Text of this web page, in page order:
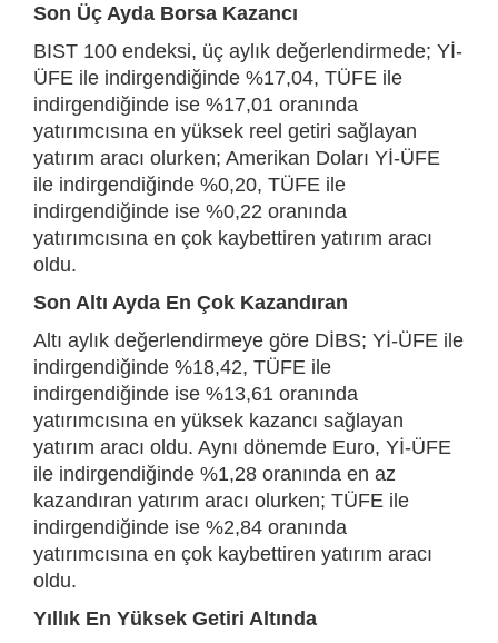
Son Üç Ayda Borsa Kazancı
BIST 100 endeksi, üç aylık değerlendirmede; Yİ-
ÜFE ile indirgendiğinde %17,04, TÜFE ile
indirgendiğinde ise %17,01 oranında
yatırımcısına en yüksek reel getiri sağlayan
yatırım aracı olurken; Amerikan Doları Yİ-ÜFE
ile indirgendiğinde %0,20, TÜFE ile
indirgendiğinde ise %0,22 oranında
yatırımcısına en çok kaybettiren yatırım aracı
oldu.
Son Altı Ayda En Çok Kazandıran
Altı aylık değerlendirmeye göre DİBS; Yİ-ÜFE ile
indirgendiğinde %18,42, TÜFE ile
indirgendiğinde ise %13,61 oranında
yatırımcısına en yüksek kazancı sağlayan
yatırım aracı oldu. Aynı dönemde Euro, Yİ-ÜFE
ile indirgendiğinde %1,28 oranında en az
kazandıran yatırım aracı olurken; TÜFE ile
indirgendiğinde ise %2,84 oranında
yatırımcısına en çok kaybettiren yatırım aracı
oldu.
Yıllık En Yüksek Getiri Altında